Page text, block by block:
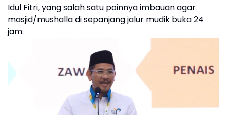
Idul Fitri, yang salah satu poinnya imbauan agar
masjid/mushalla di sepanjang jalur mudik buka 24
jam.